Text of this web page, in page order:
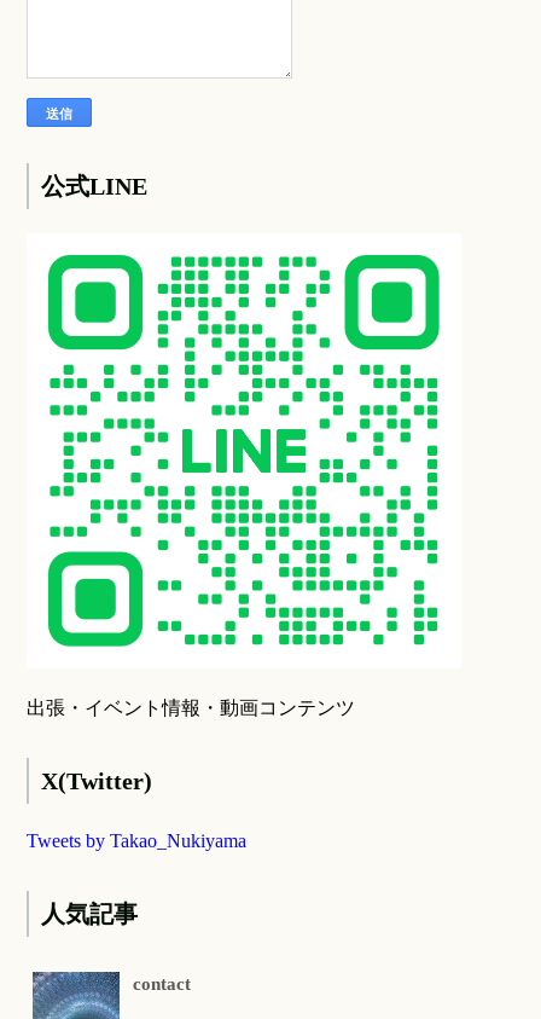
公式LINE
出張・イベント情報・動画コンテンツ
X(Twitter)
Tweets by Takao_Nukiyama
人気記事
contact